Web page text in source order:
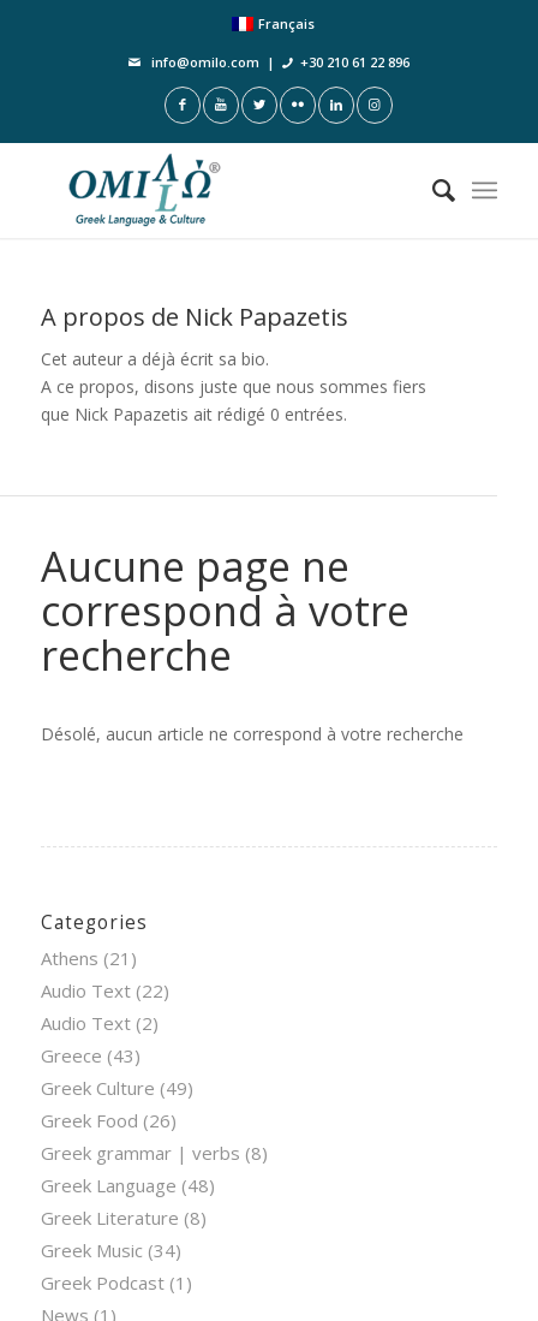
Français
info@omilo.com | +30 210 61 22 896
A propos de Nick Papazetis
Cet auteur a déjà écrit sa bio.
A ce propos, disons juste que nous sommes fiers
que Nick Papazetis ait rédigé 0 entrées.
Aucune page ne
correspond à votre
recherche
Désolé, aucun article ne correspond à votre recherche
Categories
Athens (21)
Audio Text(22)
Audio Text(2)
Greece (43)
Greek Culture (49)
Greek Food (26)
Greek grammar | verbs (8)
Greek Language (48)
Greek Literature (8)
Greek Music (34)
Greek Podcast(1)
News (1)